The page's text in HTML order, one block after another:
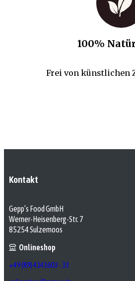
100%
Frei von künstlichen
Kontakt
Gepp’s Food GmbH
Werner-Heisenberg-Str. 7
85254 Sulzemoos
Onlineshop
+49 (89) 4141603 - 33